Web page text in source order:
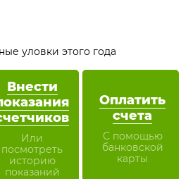
Внести
Или
посмотреть
историю
показаний
Оплатить
счета
С помощью
банковской
карты
уловки этого года